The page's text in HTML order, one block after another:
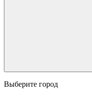
Выберите город